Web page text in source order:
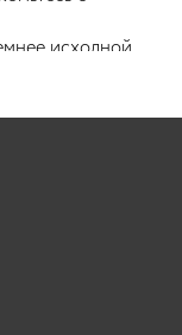
исходной
корней 1-1.5 см,
Absolutes:
корней.
краситель
на полотно и